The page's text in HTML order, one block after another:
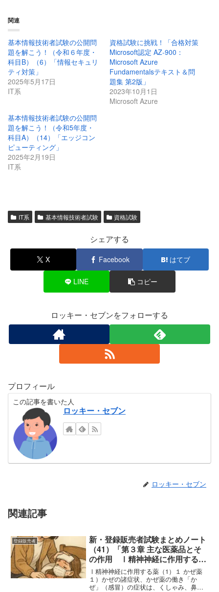
関連
基本情報技術者試験の公開問
題を解こう！（令和６年度・
科目B）（6）「情報セキュリ
ティ対策」
2025年5月17日
IT系
資格試験に挑戦！「合格対策
Microsoft認定 AZ-900：
Microsoft Azure
Fundamentalsテキスト＆問
題集 第2版」
2023年10月1日
Microsoft Azure
基本情報技術者試験の公開問
題を解こう！（令和5年度・
科目A）（14）「エッジコン
ピューティング」
2025年2月19日
IT系
IT系 基本情報技術者試験 資格試験
シェアする
X Facebook はてブ
LINE コピー
ロッキー・セブンをフォローする
プロフィール
この記事を書いた人
ロッキー・セブン
ロッキー・セブン
関連記事
登録販売者
新・登録販売者試験まとめノート
（41）「第３章 主な医薬品とそ
の作用 Ⅰ精神神経に作用する薬
（1）
Ⅰ精神神経に作用する薬（1）１ かぜ薬
１）かぜの諸症状、かぜ薬の働き「か
ぜ」（感冒）の症状は、くしゃみ、鼻